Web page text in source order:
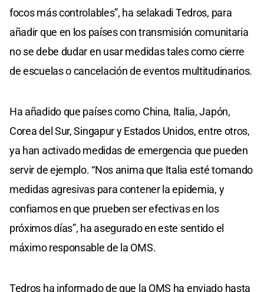
focos más controlables”, ha selakadi Tedros, para
añadir que en los países con transmisión comunitaria
no se debe dudar en usar medidas tales como cierre
de escuelas o cancelación de eventos multitudinarios.
Ha añadido que países como China, Italia, Japón,
Corea del Sur, Singapur y Estados Unidos, entre otros,
ya han activado medidas de emergencia que pueden
servir de ejemplo. “Nos anima que Italia esté tomando
medidas agresivas para contener la epidemia, y
confiamos en que prueben ser efectivas en los
próximos días”, ha asegurado en este sentido el
máximo responsable de la OMS.
Tedros ha informado de que la OMS ha enviado hasta